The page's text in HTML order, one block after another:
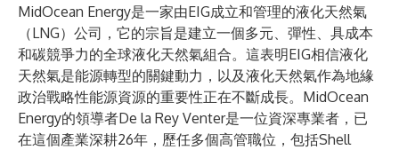
MidOcean Energy是一家由EIG成立和管理的液化天然氣
（LNG）公司，它的宗旨是建立一個多元、彈性、具成本
和碳競爭力的全球液化天然氣組合。這表明EIG相信液化
天然氣是能源轉型的關鍵動力，以及液化天然氣作為地緣
政治戰略性能源資源的重要性正在不斷成長。MidOcean
Energy的領導者De la Rey Venter是一位資深專業者，已
在這個產業深耕26年，歷任多個高管職位，包括Shell